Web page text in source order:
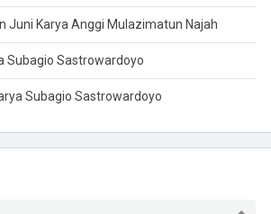
Juni Karya Anggi Mulazimatun Najah
Subagio Sastrowardoyo
Subagio Sastrowardoyo